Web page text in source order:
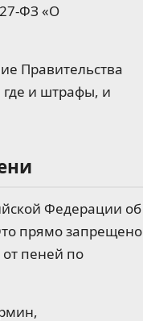
ФЗ «О
Правительства
где и штрафы, и
Федерации об
прямо запрещено
от пеней по